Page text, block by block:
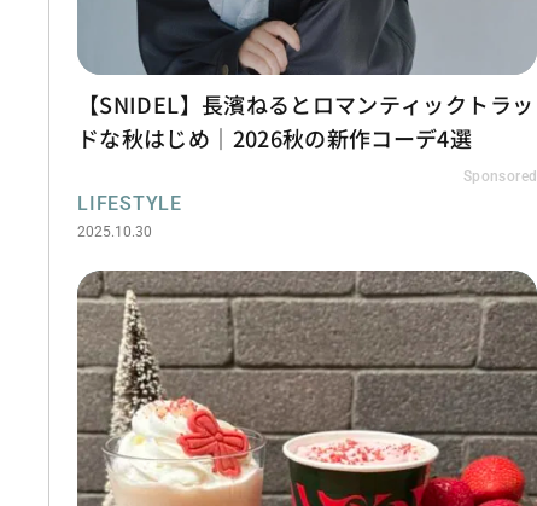
【SNIDEL】長濱ねるとロマンティックトラッ
ドな秋はじめ｜2026秋の新作コーデ4選
Sponsored
LIFESTYLE
2025.10.30